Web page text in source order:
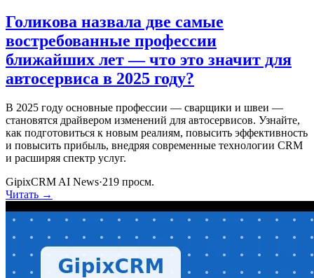
Голикова назвала две самые
востребованные профессии
ближайших лет — что это значит для
автосервиса в 2025 году?
В 2025 году основные профессии — сварщики и швеи —
становятся драйвером изменений для автосервисов. Узнайте,
как подготовиться к новым реалиям, повысить эффективность
и повысить прибыль, внедряя современные технологии CRM
и расширяя спектр услуг.
GipixCRM AI News·219 просм.
Читать →